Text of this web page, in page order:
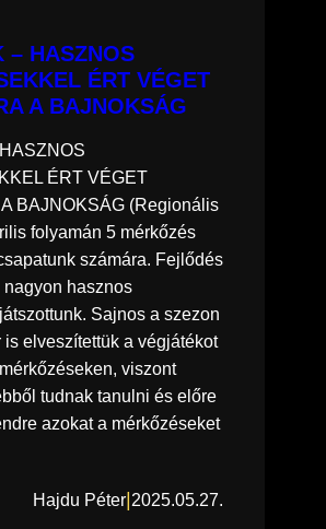
– HASZNOS
ÉRT VÉGET
A BAJNOKSÁG
ÉRT VÉGET
BAJNOKSÁG (Regionális
folyamán 5 mérkőzés
számára. Fejlődés
hasznos
Sajnos a szezon
is elveszítettük a végjátékot
viszont
tudnak tanulni és előre
azokat a mérkőzéseket
Hajdu Péter 2025.05.27.